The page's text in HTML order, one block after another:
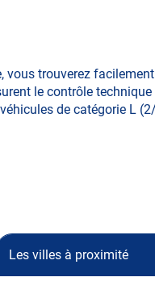
trouverez
le contrôle
de catégorie L
Les villes à proximité